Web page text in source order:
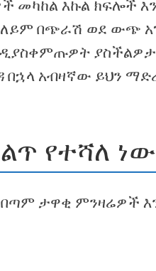
መካከል እኩል ክፍሎች
በጭራሽ ወደ ውጭ
በኋላ አብዛኛው ይህን
የተሻለ ነው
ታዋቂ ምንዛሬዎች